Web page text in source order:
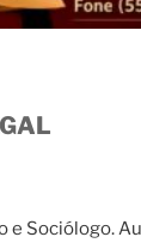
e Sociólogo.